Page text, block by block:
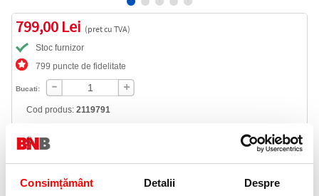
Consimțământ Detalii Despre
799,00 Lei (pret cu TVA)
Stoc furnizor
799 puncte de fidelitate
Bucati:
Cod produs: 2119791
Livrare gratuita
Telefon: